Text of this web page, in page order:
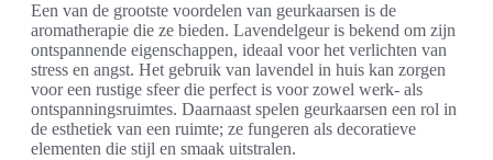
Een van de grootste voordelen van geurkaarsen is de
aromatherapie die ze bieden. Lavendelgeur is bekend om zijn
ontspannende eigenschappen, ideaal voor het verlichten van
stress en angst. Het gebruik van lavendel in huis kan zorgen
voor een rustige sfeer die perfect is voor zowel werk- als
ontspanningsruimtes. Daarnaast spelen geurkaarsen een rol in
de esthetiek van een ruimte; ze fungeren als decoratieve
elementen die stijl en smaak uitstralen.